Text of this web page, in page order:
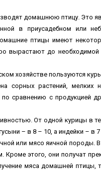
домашнюю птицу. Это
в приусадебном или
птицы имеют
вырастают до необходимой
хозяйстве пользуются
сорных растений,
сравнению с продукцией
От одной курицы в
– в 8 – 10, а индейки – в
или мясо яичной породы.
этого, они получат
мяса домашней птицы,